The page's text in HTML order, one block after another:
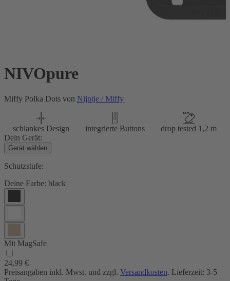
NIVOpure
Miffy Polka Dots von Nijntje / Miffy
schlankes Design integrierte Buttons
drop tested 1,2 m
Dein Gerät:
Gerät wählen
Schutzstufe:
Deine Farbe: black
Mit MagSafe
24,99 €
Preisangaben inkl. Mwst. und zzgl. Versandkosten. Lieferzeit: 3-5